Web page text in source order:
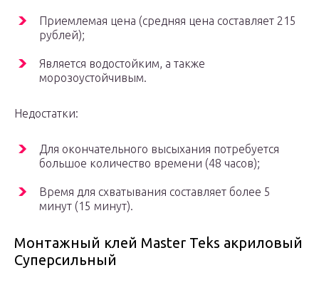
Приемлемая цена (средняя цена составляет 215
рублей);
Является водостойким, а также
морозоустойчивым.
Недостатки:
Для окончательного высыхания потребуется
большое количество времени (48 часов);
Время для схватывания составляет более 5
минут (15 минут).
Монтажный клей Master Teks акриловый
Суперсильный